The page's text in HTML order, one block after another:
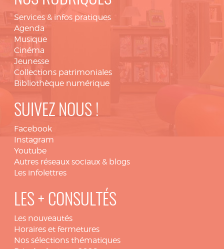
Services & infos pratiques
Agenda
Musique
Cinéma
Jeunesse
Collections patrimoniales
Bibliothèque numérique
SUIVEZ NOUS !
Facebook
Instagram
Youtube
Autres réseaux sociaux & blogs
Les infolettres
LES + CONSULTÉS
Les nouveautés
Horaires et fermetures
Nos sélections thématiques